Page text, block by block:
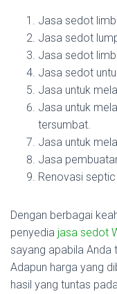
Jasa sedot
Jasa sedot
Jasa sedot
Jasa sedot
Jasa untuk
Jasa untuk
tersumbat.
Jasa untuk
Jasa
Renovasi
Dengan berbagai
penyedia jasa sedot
sayang apabila Anda
Adapun harga yang
hasil yang tuntas